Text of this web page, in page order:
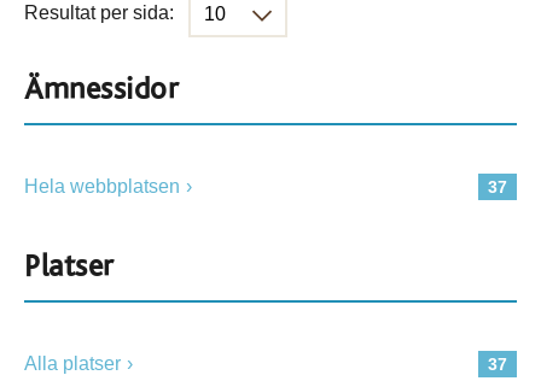
Resultat per sida:
Ämnessidor
37
Hela webbplatsen
Platser
37
Alla platser